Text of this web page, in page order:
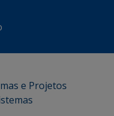
e Projetos